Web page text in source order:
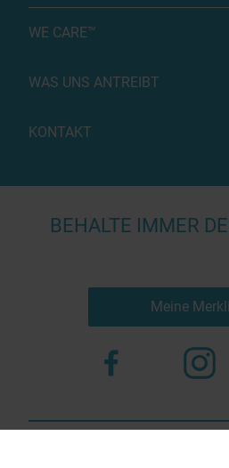
WE CARE™
WAS UNS ANTREIBT
KONTAKT
BEHALTE IMMER
Meine